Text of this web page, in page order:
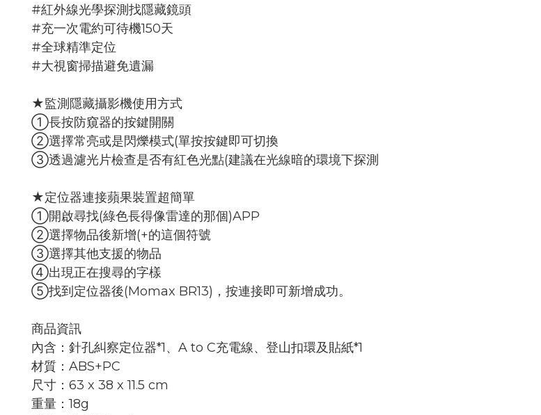
#紅外線光學探測找隱藏鏡頭
#充一次電約可待機150天
#全球精準定位
#大視窗掃描避免遺漏
★監測隱藏攝影機使用方式
①長按防窺器的按鍵開關
②選擇常亮或是閃爍模式(單按按鍵即可切換
③透過濾光片檢查是否有紅色光點(建議在光線暗的環境下探測
★定位器連接蘋果裝置超簡單
①開啟尋找(綠色長得像雷達的那個)APP
②選擇物品後新增(+的這個符號
③選擇其他支援的物品
④出現正在搜尋的字樣
⑤找到定位器後(Momax BR13)，按連接即可新增成功。
商品資訊
內含：針孔糾察定位器*1、A to C充電線、登山扣環及貼紙*1
材質：ABS+PC
尺寸：63 x 38 x 11.5 cm
重量：18g